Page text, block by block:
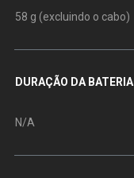
58 g (excluindo o cabo)
DURAÇÃO DA BATERIA
N/A